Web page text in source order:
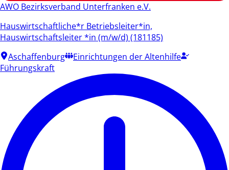
AWO Bezirksverband Unterfranken e.V.
Hauswirtschaftliche*r Betriebsleiter*in,
Hauswirtschaftsleiter *in (m/w/d) (181185)
Aschaffenburg
Einrichtungen der Altenhilfe
Führungskraft